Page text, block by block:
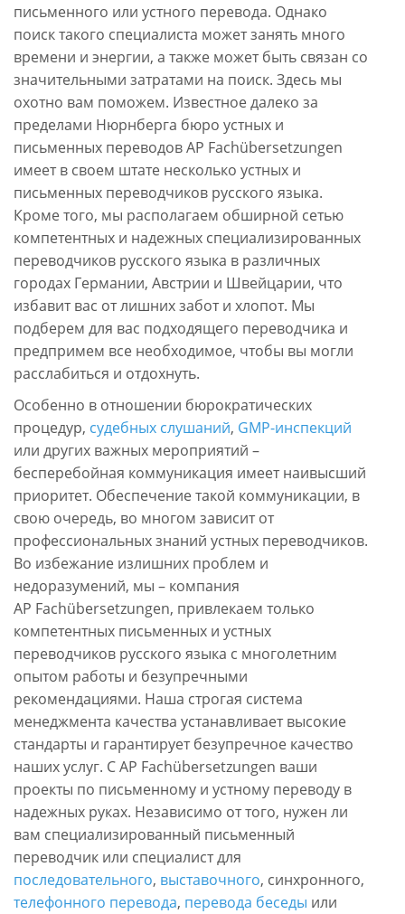
письменного или устного перевода. Однако
поиск такого специалиста может занять много
времени и энергии, а также может быть связан со
значительными затратами на поиск. Здесь мы
охотно вам поможем. Известное далеко за
пределами Нюрнберга бюро устных и
письменных переводов AP Fachübersetzungen
имеет в своем штате несколько устных и
письменных переводчиков русского языка.
Кроме того, мы располагаем обширной сетью
компетентных и надежных специализированных
переводчиков русского языка в различных
городах Германии, Австрии и Швейцарии, что
избавит вас от лишних забот и хлопот. Мы
подберем для вас подходящего переводчика и
предпримем все необходимое, чтобы вы могли
расслабиться и отдохнуть.
Особенно в отношении бюрократических
процедур, судебных слушаний, GMP-инспекций
или других важных мероприятий –
бесперебойная коммуникация имеет наивысший
приоритет. Обеспечение такой коммуникации, в
свою очередь, во многом зависит от
профессиональных знаний устных переводчиков.
Во избежание излишних проблем и
недоразумений, мы – компания
AP Fachübersetzungen, привлекаем только
компетентных письменных и устных
переводчиков русского языка с многолетним
опытом работы и безупречными
рекомендациями. Наша строгая система
менеджмента качества устанавливает высокие
стандарты и гарантирует безупречное качество
наших услуг. С AP Fachübersetzungen ваши
проекты по письменному и устному переводу в
надежных руках. Независимо от того, нужен ли
вам специализированный письменный
переводчик или специалист для
последовательного, выставочного, синхронного,
телефонного перевода, перевода беседы или